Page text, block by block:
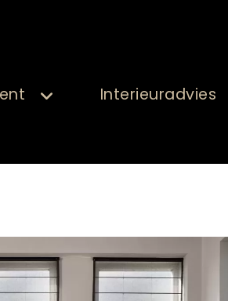
Interieuradvies